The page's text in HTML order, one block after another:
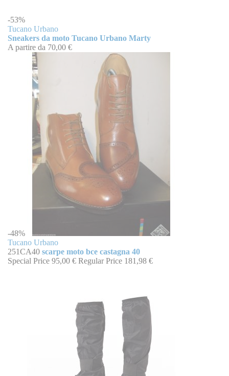
-53%
Tucano Urbano
Sneakers da moto Tucano Urbano Marty
A partire da 70,00 €
-48%
Tucano Urbano
251CA40 scarpe moto bce castagna 40
Special Price 95,00 € Regular Price 181,98 €